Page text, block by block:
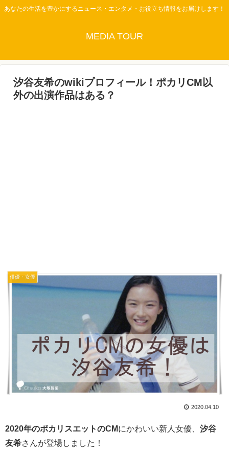
あなたの生活を豊かにするニュース・エンタメ・お役立ち情報をお届けします！
MEDIA TOUR
汐谷友希のwikiプロフィール！ポカリCM以
外の出演作品はある？
俳優・女優
2020.04.10
2020年のポカリスエットのCMにかわいい新人女優、 汐谷
友希さんが登場しました！